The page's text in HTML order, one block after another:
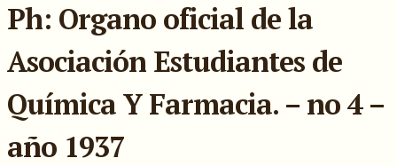
Ph: Organo oficial de la
Asociación Estudiantes de
Química Y Farmacia. – no 4 –
año 1937